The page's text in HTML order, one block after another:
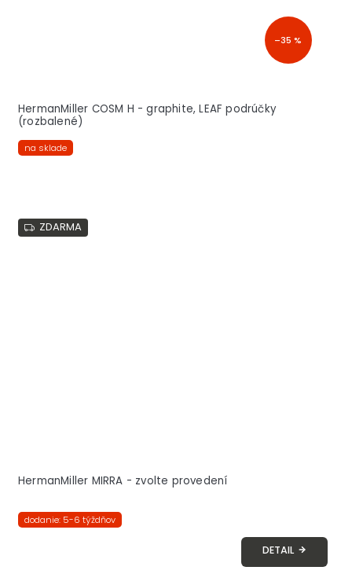
–35 %
HermanMiller COSM H - graphite, LEAF podrúčky
(rozbalené)
na sklade
ZDARMA
HermanMiller MIRRA - zvolte provedení
dodanie: 5-6 týždňov
DETAIL